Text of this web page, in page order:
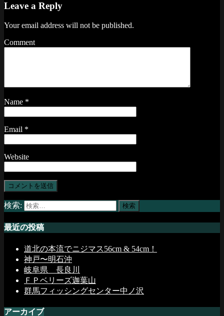
Leave a Reply
Your email address will not be published.
Comment
Name *
Email *
Website
検索:
最近の投稿
道北の本流でニジマス56cm & 54cm！
神戸〜明石沖
岐阜県 長良川
ＦＰベリーズ迦葉山
群馬フィッシングセンター中ノ沢
アーカイブ